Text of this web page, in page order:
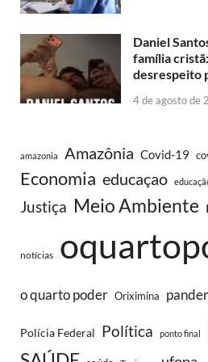
Daniel
família
desrespeito
4 de agosto de
amazonia Amazônia Covid-19
Economia educaçao
Justiça Meio Ambiente
notícias
o quarto poder Oriximina
Polícia Federal Política ponto final